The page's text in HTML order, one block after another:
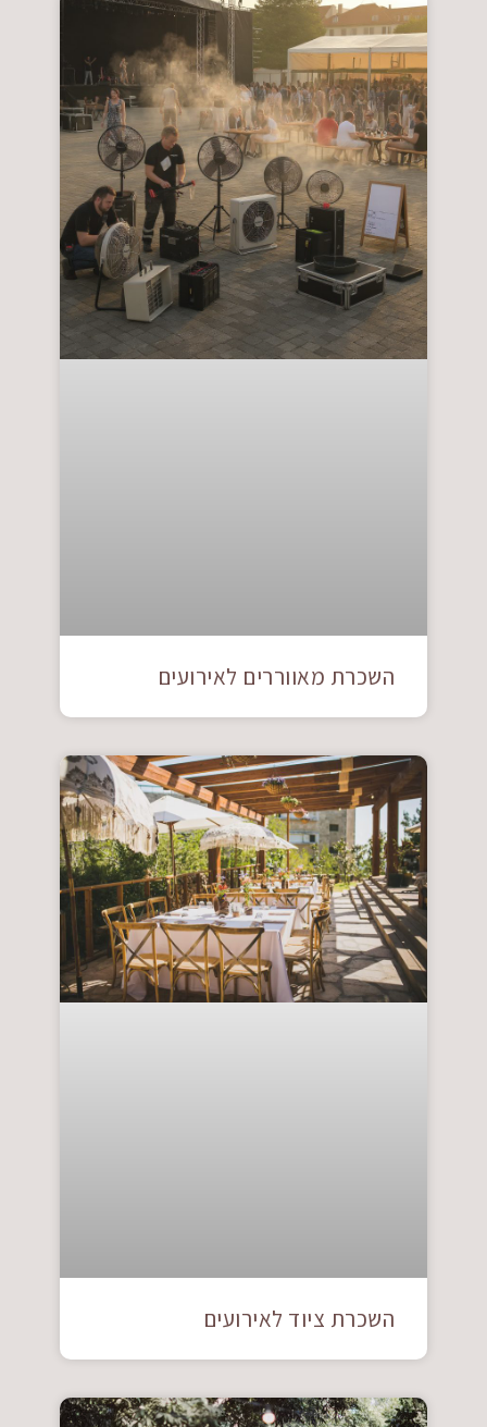
השכרת מאווררים לאירועים
השכרת ציוד לאירועים